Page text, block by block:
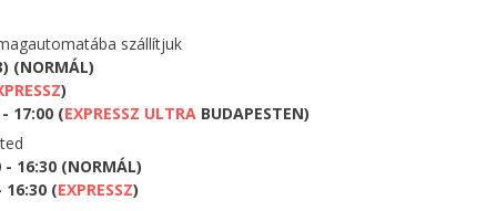
szállítjuk
(NORMÁL)
)
17:00 (EXPRESSZ ULTRA BUDAPESTEN)
- 16:30 (NORMÁL)
16:30 (EXPRESSZ)